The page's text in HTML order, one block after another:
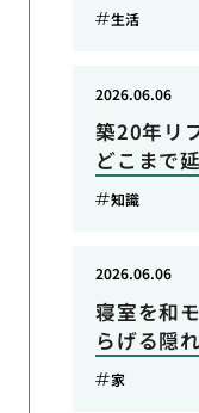
生活
築20年リ
どこまで
2026.06.06
知識
寝室を和
らげる隠
2026.06.06
家